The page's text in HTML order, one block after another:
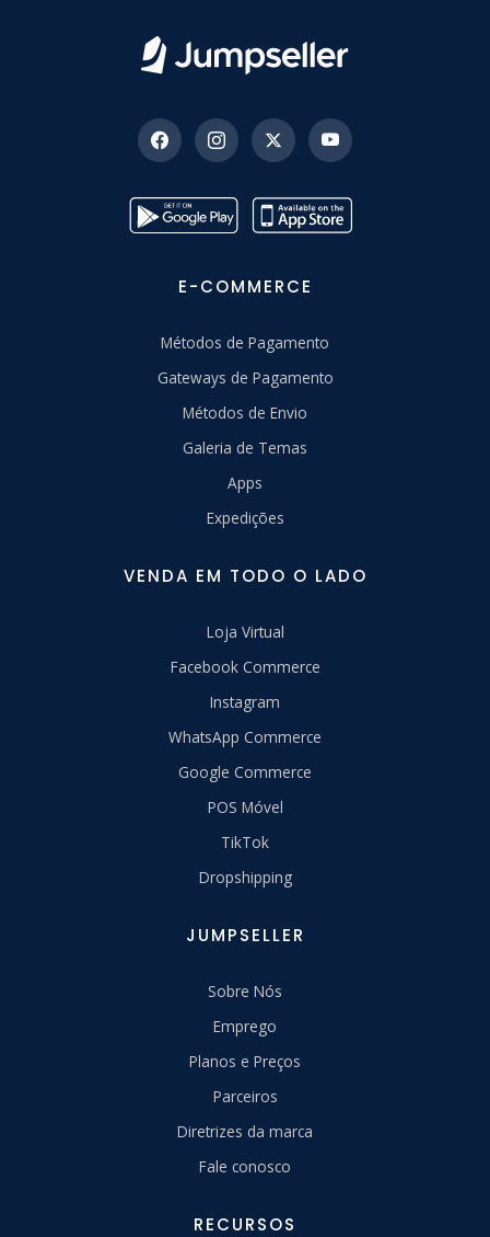
E-COMMERCE
Métodos de Pagamento
Gateways de Pagamento
Métodos de Envio
Galeria de Temas
Apps
Expedições
VENDA EM TODO O LADO
Loja Virtual
Facebook Commerce
Instagram
WhatsApp Commerce
Google Commerce
POS Móvel
TikTok
Dropshipping
JUMPSELLER
Sobre Nós
Emprego
Planos e Preços
Parceiros
Diretrizes da marca
Fale conosco
RECURSOS